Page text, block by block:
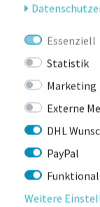
TQ-SYSTEMS
sofort
159,95 €
Essenziell
Statistik
Marketing
Externe
DHL
PayPal
Funktional
Weitere